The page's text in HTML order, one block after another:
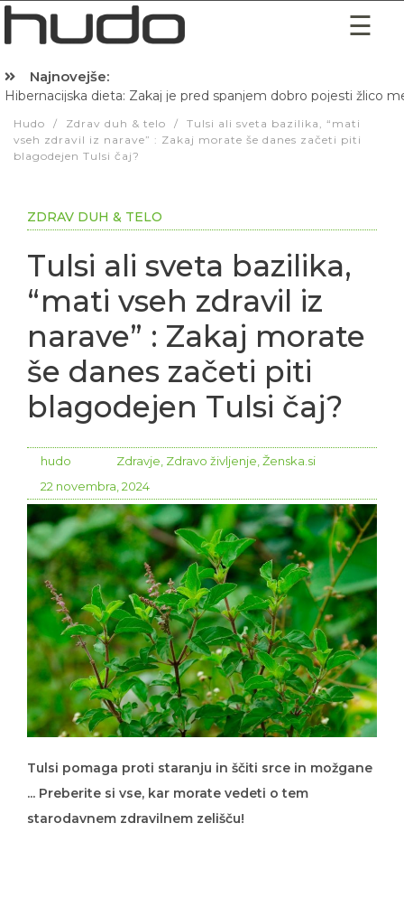
Najnovejše:
Hibernacijska dieta: Zakaj je pred spanjem dobro pojesti žlico
Hudo / Zdrav duh & telo /
Tulsi ali sveta bazilika, “mati
vseh zdravil iz narave” : Zakaj morate še danes začeti piti
blagodejen Tulsi čaj?
ZDRAV DUH & TELO
Tulsi ali sveta bazilika,
“mati vseh zdravil iz
narave” : Zakaj morate
še danes začeti piti
blagodejen Tulsi čaj?
hudo Zdravje Zdravo življenje Ženska.si
22 novembra, 2024
Tulsi pomaga proti staranju in ščiti srce in možgane
... Preberite si vse, kar morate vedeti o tem
starodavnem zdravilnem zelišču!